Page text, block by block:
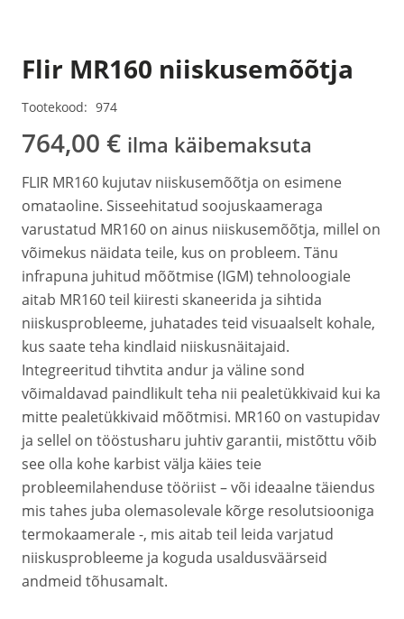
Flir MR160 niiskusemõõtja
Tootekood: 974
764,00 € ilma käibemaksuta
FLIR MR160 kujutav niiskusemõõtja on esimene
omataoline. Sisseehitatud soojuskaameraga
varustatud MR160 on ainus niiskusemõõtja, millel on
võimekus näidata teile, kus on probleem. Tänu
infrapuna juhitud mõõtmise (IGM) tehnoloogiale
aitab MR160 teil kiiresti skaneerida ja sihtida
niiskusprobleeme, juhatades teid visuaalselt kohale,
kus saate teha kindlaid niiskusnäitajaid.
Integreeritud tihvtita andur ja väline sond
võimaldavad paindlikult teha nii pealetükkivaid kui ka
mitte pealetükkivaid mõõtmisi. MR160 on vastupidav
ja sellel on tööstusharu juhtiv garantii, mistõttu võib
see olla kohe karbist välja käies teie
probleemilahenduse tööriist – või ideaalne täiendus
mis tahes juba olemasolevale kõrge resolutsiooniga
termokaamerale -, mis aitab teil leida varjatud
niiskusprobleeme ja koguda usaldusväärseid
andmeid tõhusamalt.